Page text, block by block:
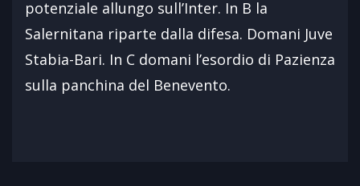
potenziale allungo sull’Inter. In B la
Salernitana riparte dalla difesa. Domani Juve
Stabia-Bari. In C domani l’esordio di Pazienza
sulla panchina del Benevento.